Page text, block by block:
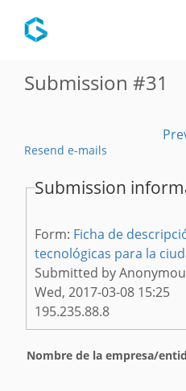
Submission #31
Resend e-mails
Submission
Form: Ficha de
tecnológicas para la
Submitted by
Wed, 2017-03-08 15:25
195.235.88.8
Nombre de la empresa/